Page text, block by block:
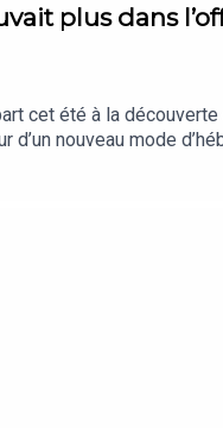
plus dans
cet été à la
nouveau mode
vous vraiment
Retrouvez nos
Chargée de
RTL.